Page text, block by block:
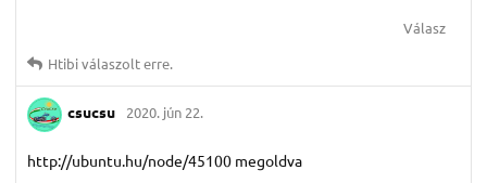
Válasz
Htibiválaszolt erre.
csucsu 2020. jún 22.
http://ubuntu.hu/node/45100 megoldva